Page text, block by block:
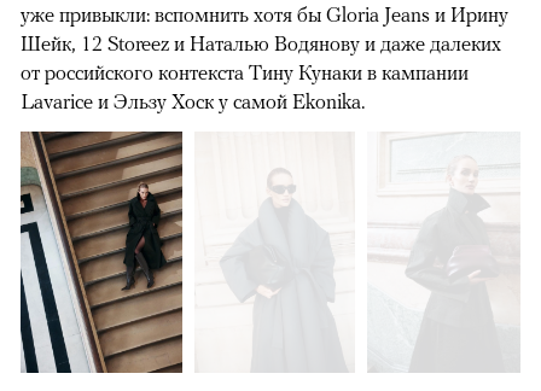
уже привыкли: вспомнить хотя бы Gloria Jeans и Ирину
Шейк, 12 Storeez и Наталью Водянову и даже далеких
от российского контекста Тину Кунаки в кампании
Lavarice и Эльзу Хоск у самой Ekonika.